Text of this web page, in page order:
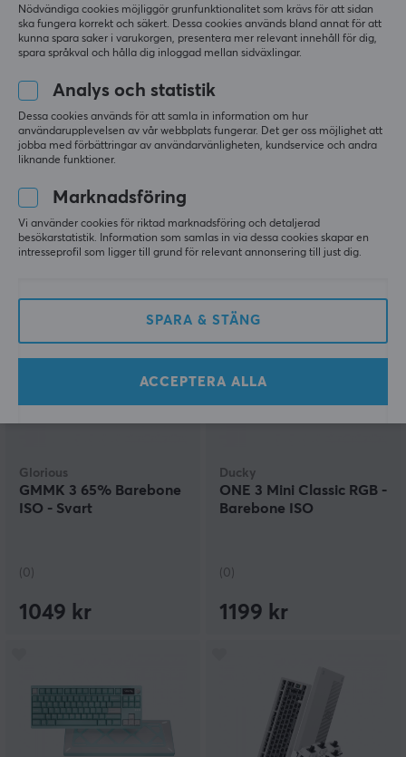
Wuque Studio
Zoom75 TIGA Barebone
Hotswap - Strawberry
Icecream
(0)
Wuque Studio
Zoom75 TIGA Barebone
(0)
Glorious
GMMK 3 65% Barebone
ISO - Svart
(0)
1049 kr
Ducky
ONE 3 Mini Classic RGB -
Barebone ISO
(0)
1199 kr
Nödvändiga cookies möjliggör grunfunktionalitet som krävs för att sidan
ska fungera korrekt och säkert. Dessa cookies används bland annat för att
kunna spara saker i varukorgen, presentera mer relevant innehåll för dig,
spara språkval och hålla dig inloggad mellan sidväxlingar.
Analys och statistik
Dessa cookies används för att samla in information om hur
användarupplevelsen av vår webbplats fungerar. Det ger oss möjlighet att
jobba med förbättringar av användarvänligheten, kundservice och andra
liknande funktioner.
Marknadsföring
Vi använder cookies för riktad marknadsföring och detaljerad
besökarstatistik. Information som samlas in via dessa cookies skapar en
intresseprofil som ligger till grund för relevant annonsering till just dig.
SPARA & STÄNG
ACCEPTERA ALLA